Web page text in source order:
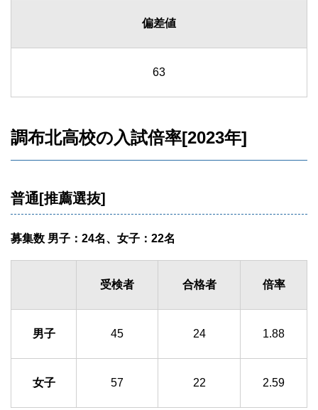
偏差値
63
調布北高校の入試倍率[2023年]
普通[推薦選抜]
募集数 男子：24名、女子：22名
受検者 合格者 倍率
男子 45 24 1.88
女子 57 22 2.59